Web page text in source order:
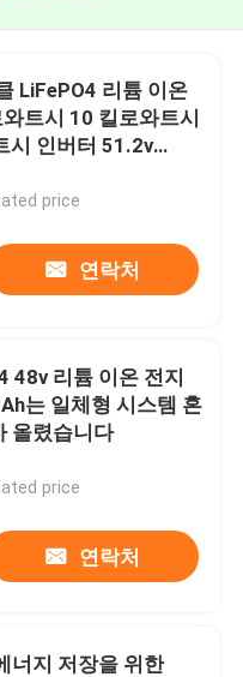
LiFePO4 리튬 이온
트시 10 킬로와트시
시 인버터 51.2v
price
연락처
48v 리튬 이온 전지
는 일체형 시스템 혼
올렸습니다
price
연락처
너지 저장을 위한